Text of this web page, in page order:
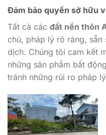
Đảm bảo quyền sở hữu
Tất cả các đất nền thôn
chủ, pháp lý rõ ràng, sẵn
dịch. Chúng tôi cam kết
những sản phẩm bất
tránh những rủi ro pháp